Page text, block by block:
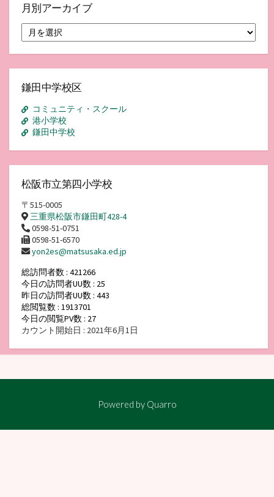
月別アーカイブ
別
ア
イ
鎌田中学校区
コミュニティ・スクール
港小学校
鎌田中学校
松阪市立第四小学校
〒515-0005
三重県松阪市鎌田町428-4
0598-51-0751
0598-51-6570
yon2es@matsusaka.ed.jp
総訪問者数 : 421266
今日の訪問者UU数 : 25
昨日の訪問者UU数 : 443
総閲覧数 : 1913701
今日の閲覧PV数 : 27
カウント開始日 : 2021年6月1日
Powered by Quarro